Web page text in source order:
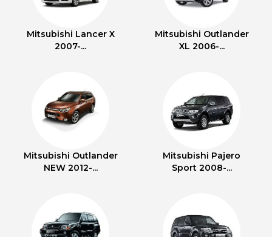
Mitsubishi Lancer X
2007-...
Mitsubishi Outlander
XL 2006-...
Mitsubishi Outlander
NEW 2012-...
Mitsubishi Pajero
Sport 2008-...